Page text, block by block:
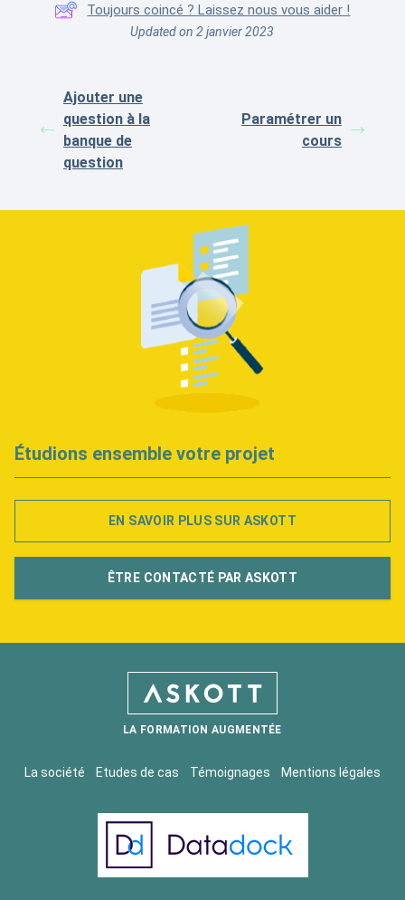
Toujours coincé ? Laissez nous vous aider !
Updated on 2 janvier 2023
Ajouter une
question à la
banque de
question
Paramétrer un
cours
Étudions ensemble votre projet
EN SAVOIR PLUS SUR ASKOTT
ÊTRE CONTACTÉ PAR ASKOTT
LA FORMATION AUGMENTÉE
La société Etudes de cas Témoignages Mentions légales